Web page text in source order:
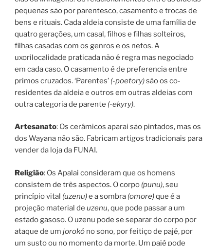
pequenas são por parentesco, casamento e trocas de
bens e rituais. Cada aldeia consiste de uma família de
quatro gerações, um casal, filhos e filhas solteiros,
filhas casadas com os genros e os netos. A
uxorilocalidade praticada não é regra mas negociado
em cada caso. O casamento é de preferencia entre
primos cruzados. ‘Parentes’ (-poetory)são os co-
residentes da aldeia e outros em outras aldeias com
outra categoria de parente (-ekyry).
Artesanato: Os cerâmicos aparai são pintados, mas os
dos Wayana não são. Fabricam artigos tradicionais para
vender da loja da FUNAI.
Religião: Os Apalai consideram que os homens
consistem de três aspectos. O corpo (punu), seu
princípio vital (uzenu)e a sombra (omore)que é a
projeção material de uzenu, que pode passar a um
estado gasoso. O uzenu pode se separar do corpo por
ataque de um jorokó no sono, por feitiço de pajé, por
um susto ou no momento da morte. Um pajé pode